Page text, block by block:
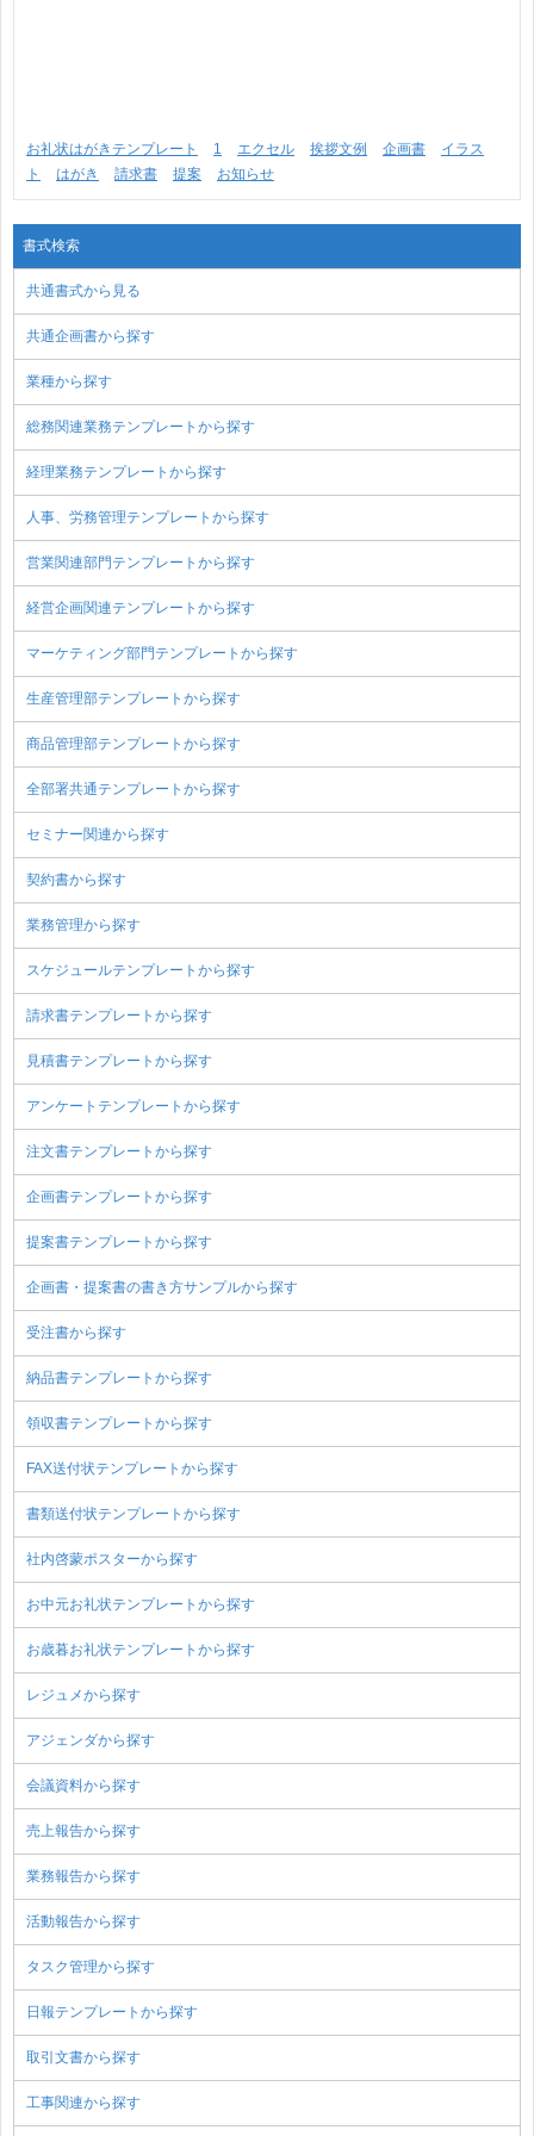
お礼状はがきテンプレート 1 エクセル 挨拶文例 企画書
イラス
ト
はがき 請求書 提案 お知らせ
書式検索
共通書式から見る
共通企画書から探す
業種から探す
総務関連業務テンプレートから探す
経理業務テンプレートから探す
人事、労務管理テンプレートから探す
営業関連部門テンプレートから探す
経営企画関連テンプレートから探す
マーケティング部門テンプレートから探す
生産管理部テンプレートから探す
商品管理部テンプレートから探す
全部署共通テンプレートから探す
セミナー関連から探す
契約書から探す
業務管理から探す
スケジュールテンプレートから探す
請求書テンプレートから探す
見積書テンプレートから探す
アンケートテンプレートから探す
注文書テンプレートから探す
企画書テンプレートから探す
提案書テンプレートから探す
企画書・提案書の書き方サンプルから探す
受注書から探す
納品書テンプレートから探す
領収書テンプレートから探す
FAX送付状テンプレートから探す
書類送付状テンプレートから探す
社内啓蒙ポスターから探す
お中元お礼状テンプレートから探す
お歳暮お礼状テンプレートから探す
レジュメから探す
アジェンダから探す
会議資料から探す
売上報告から探す
業務報告から探す
活動報告から探す
タスク管理から探す
日報テンプレートから探す
取引文書から探す
工事関連から探す